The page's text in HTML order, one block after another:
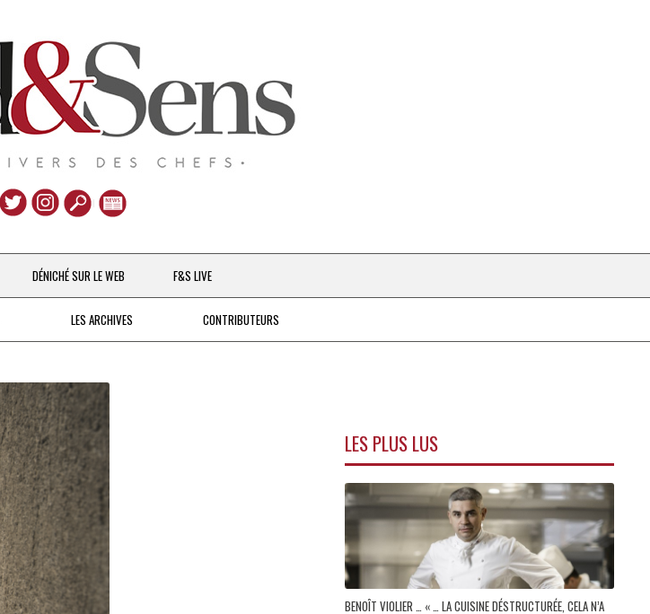
Aller
au
contenu
DÉNICHÉ SUR LE WEB F&S LIVE
LES ARCHIVES CONTRIBUTEURS
LES PLUS LUS
BENOÎT VIOLIER … « … LA CUISINE DÉSTRUCTURÉE, CELA N’A